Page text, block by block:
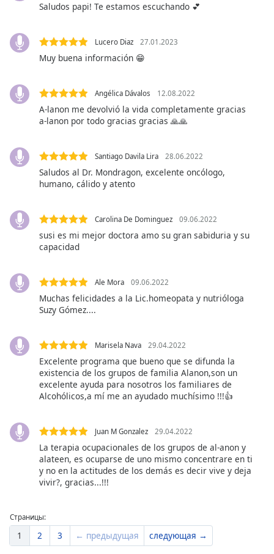
opens
settings
dialog
subtitles
selected
in-
Picture
Fullscreen
modal
dialog
will
cancel
Text
Color
Text
Background
Color
Saludos papi! Te estamos escuchando 💕
Lucero Diaz 27.01.2023
Muy buena información 😁
Angélica Dávalos 12.08.2022
A-lanon me devolvió la vida completamente gracias
a-lanon por todo gracias gracias 🙏🙏
Santiago Davila Lira 28.06.2022
Saludos al Dr. Mondragon, excelente oncólogo,
humano, cálido y atento
Carolina De Dominguez 09.06.2022
susi es mi mejor doctora amo su gran sabiduria y su
capacidad
Ale Mora 09.06.2022
Muchas felicidades a la Lic.homeopata y nutrióloga
Suzy Gómez....
Marisela Nava 29.04.2022
Excelente programa que bueno que se difunda la
existencia de los grupos de familia Alanon,son un
excelente ayuda para nosotros los familiares de
Alcohólicos,a mí me an ayudado muchísimo !!!👍
Juan M Gonzalez 29.04.2022
La terapia ocupacionales de los grupos de al-anon y
alateen, es ocuparse de uno mismo concentrare en ti
y no en la actitudes de los demás es decir vive y deja
vivir?, gracias...!!!
Страницы:
1 2 3 ← предыдущая следующая →